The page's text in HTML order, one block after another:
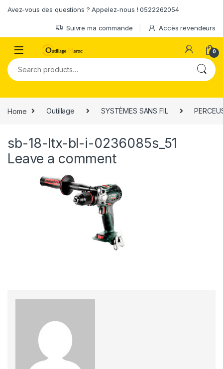
Avez-vous des questions ? Appelez-nous ! 0522262054
Suivre ma commande Accès revendeurs
0
Search for:
Home Outillage SYSTÈMES SANS FIL
sb-18-ltx-bl-i-0236085s_51
Leave a comment